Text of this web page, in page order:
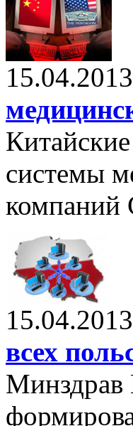
15.04.2013
системы
15.04.2013
всех
Минздрав